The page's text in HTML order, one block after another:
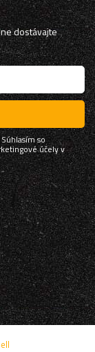
dostávajte
so
účely v